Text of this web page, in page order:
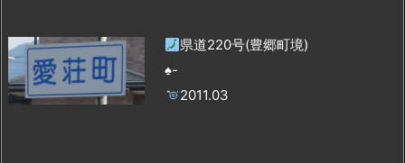
県道220号(豊郷町境)
♠-
2011.03